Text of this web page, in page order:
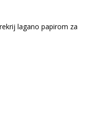
lagano papirom za